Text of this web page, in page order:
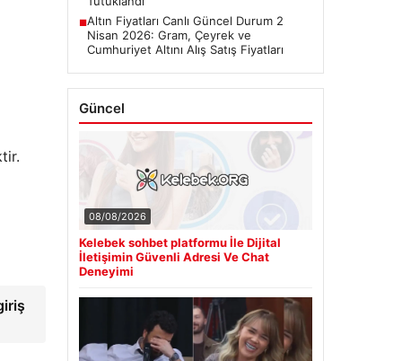
■Altın Fiyatları Canlı Güncel Durum 2
Nisan 2026: Gram, Çeyrek ve
Cumhuriyet Altını Alış Satış Fiyatları
Güncel
08/08/2026
Kelebek sohbet platformu İle Dijital
İletişimin Güvenli Adresi Ve Chat
Deneyimi